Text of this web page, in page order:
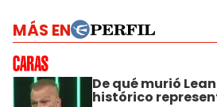
MÁS EN
De qué murió
histórico